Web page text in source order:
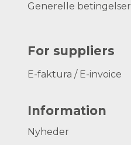
Generelle betingelser
For suppliers
E-faktura / E-invoice
Information
Nyheder